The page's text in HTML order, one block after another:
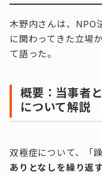
木野内さんは、NPO
に関わってきた立場
て語った。
概要：当事者
について解説
双極症について、「
ありとなしを繰り返す